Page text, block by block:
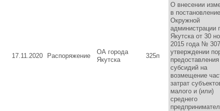
17.11.2020 Распоряжение
ОА города
Якутска
325п
О внесении
в постановление
Окружной
администрации
Якутска от 30
2015 года №
утверждении
предоставления
субсидий на
возмещение
затрат
малого и (или)
среднего